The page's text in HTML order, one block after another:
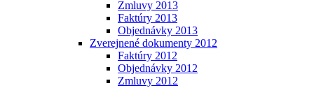
Zmluvy 2013
Faktúry 2013
Objednávky 2013
Zverejnené dokumenty 2012
Faktúry 2012
Objednávky 2012
Zmluvy 2012